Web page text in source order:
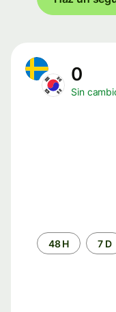
0
Sin
Periodo48 H 7 D